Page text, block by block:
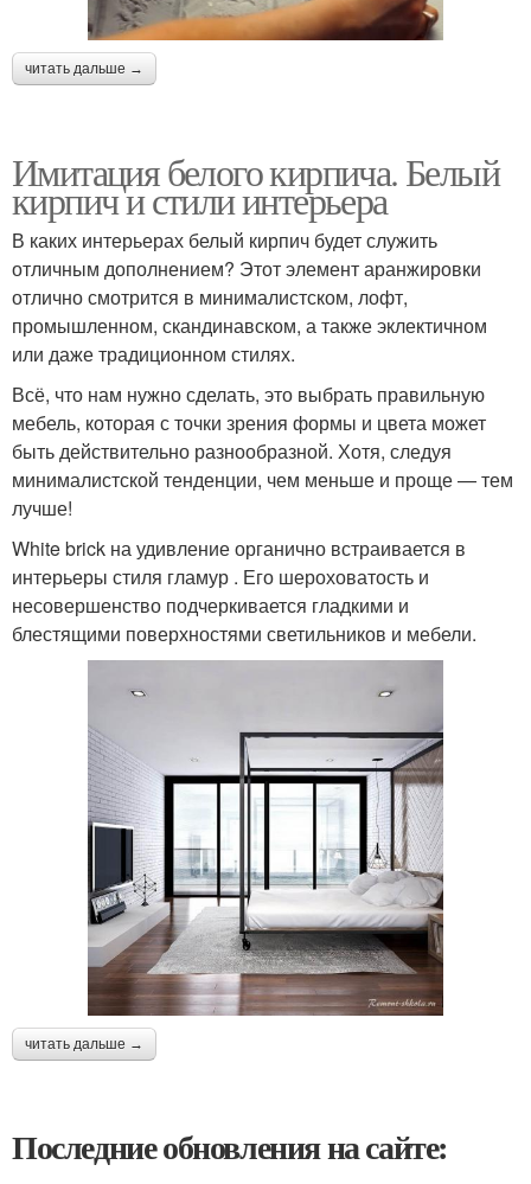
читать дальше →
Имитация белого кирпича. Белый
кирпич и стили интерьера
В каких интерьерах белый кирпич будет служить
отличным дополнением? Этот элемент аранжировки
отлично смотрится в минималистском, лофт,
промышленном, скандинавском, а также эклектичном
или даже традиционном стилях.
Всё, что нам нужно сделать, это выбрать правильную
мебель, которая с точки зрения формы и цвета может
быть действительно разнообразной. Хотя, следуя
минималистской тенденции, чем меньше и проще — тем
лучше!
White brick на удивление органично встраивается в
интерьеры стиля гламур . Его шероховатость и
несовершенство подчеркивается гладкими и
блестящими поверхностями светильников и мебели.
читать дальше →
Последние обновления на сайте: